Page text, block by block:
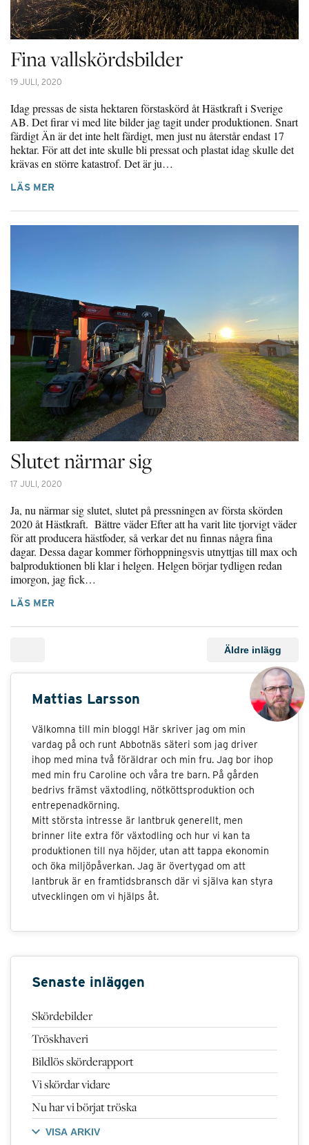
Fina vallskördsbilder
19 JULI, 2020
Idag pressas de sista hektaren förstaskörd åt Hästkraft i Sverige
AB. Det firar vi med lite bilder jag tagit under produktionen. Snart
färdigt Än är det inte helt färdigt, men just nu återstår endast 17
hektar. För att det inte skulle bli pressat och plastat idag skulle det
krävas en större katastrof. Det är ju…
LÄS MER
Slutet närmar sig
17 JULI, 2020
Ja, nu närmar sig slutet, slutet på pressningen av första skörden
2020 åt Hästkraft. Bättre väder Efter att ha varit lite tjorvigt väder
för att producera hästfoder, så verkar det nu finnas några fina
dagar. Dessa dagar kommer förhoppningsvis utnyttjas till max och
balproduktionen bli klar i helgen. Helgen börjar tydligen redan
imorgon, jag fick…
LÄS MER
Äldre inlägg
Mattias Larsson
Välkomna till min blogg! Här skriver jag om min
vardag på och runt Abbotnäs säteri som jag driver
ihop med mina två föräldrar och min fru. Jag bor ihop
med min fru Caroline och våra tre barn. På gården
bedrivs främst växtodling, nötköttsproduktion och
entrepenadkörning.
Mitt största intresse är lantbruk generellt, men
brinner lite extra för växtodling och hur vi kan ta
produktionen till nya höjder, utan att tappa ekonomin
och öka miljöpåverkan. Jag är övertygad om att
lantbruk är en framtidsbransch där vi själva kan styra
utvecklingen om vi hjälps åt.
Senaste inläggen
Skördebilder
Tröskhaveri
Bildlös skörderapport
Vi skördar vidare
Nu har vi börjat tröska
VISA ARKIV